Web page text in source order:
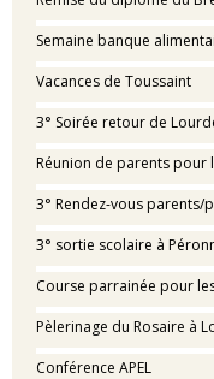
Semaine banque
Vacances de Toussaint
3° Soirée retour de
Réunion de parents pour
3° Rendez-vous
3° sortie scolaire à
Course parrainée pour
Pèlerinage du Rosaire à
Conférence APEL